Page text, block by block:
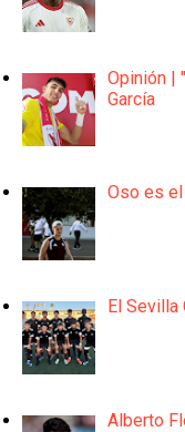
Opinión |
García
Oso es
El Sevilla
Alberto